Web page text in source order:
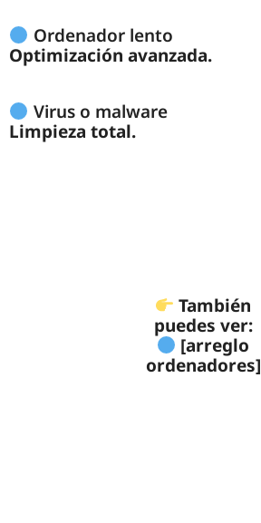
Ordenador lento
Optimización avanzada.
Virus o malware
Limpieza total.
También
puedes ver:
[arreglo
ordenadores]